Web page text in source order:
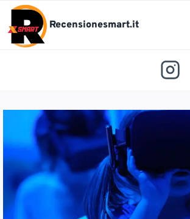
Salta
contenuto
Recensionesmart.it